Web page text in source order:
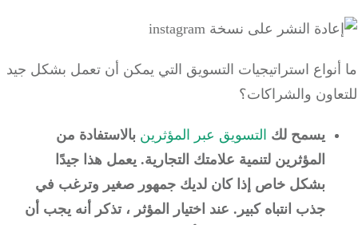
استراتيجيات التسويق التي يمكن أن تعمل بشكل جيد
والشراكات؟
يسمح لك التسويق عبر المؤثرينبالاستفادة من
المؤثرين لتنمية علامتك التجارية. يعمل هذا جيدًا
بشكل خاص إذا كان لديك جمهور صغير وترغب في
جذب انتباه كبير.عند اختيار المؤثر ، تذكر أنه يجب أن